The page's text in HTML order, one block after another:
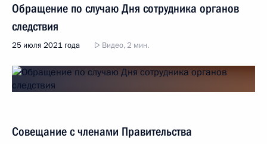
Обращение по случаю Дня сотрудника органов
следствия
25 июля 2021 года Видео, 2 мин.
Совещание с членами Правительства